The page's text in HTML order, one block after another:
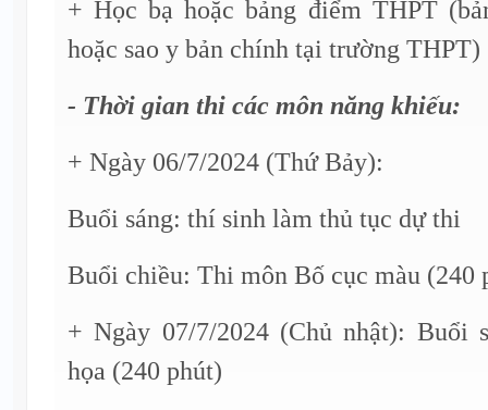
+ Học bạ hoặc bảng điểm THPT
hoặc sao y bản chính tại trường THPT)
- Thời gian thi các môn năng khiếu:
+ Ngày 06/7/2024 (Thứ Bảy):
Buổi sáng: thí sinh làm thủ tục dự thi
Buổi chiều: Thi môn Bố cục màu (240
+ Ngày 07/7/2024 (Chủ nhật): Buổi
họa (240 phút)